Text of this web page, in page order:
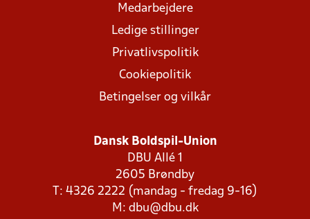
Medarbejdere
Ledige stillinger
Privatlivspolitik
Cookiepolitik
Betingelser og vilkår
Dansk Boldspil-Union
DBU Allé 1
2605 Brøndby
T: 4326 2222 (mandag - fredag 9-16)
M: dbu@dbu.dk